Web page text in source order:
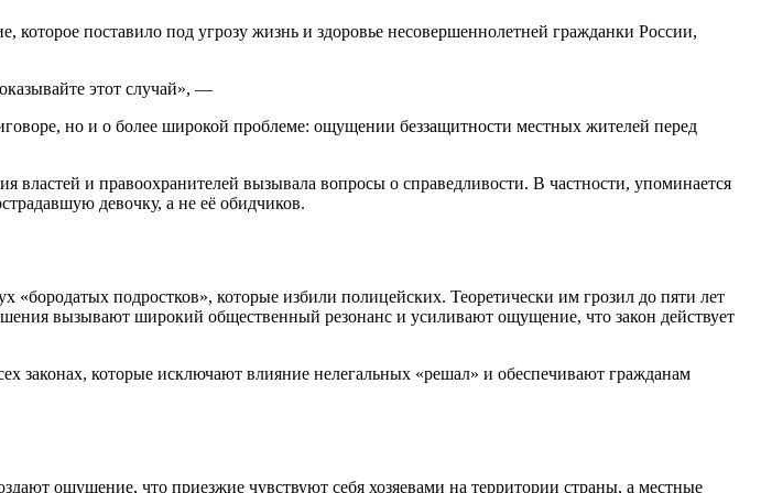
поставило под угрозу жизнь и здоровье несовершеннолетней гражданки России,
этот случай», —
но и о более широкой проблеме: ощущении беззащитности местных жителей перед
и правоохранителей вызывала вопросы о справедливости. В частности, упоминается
девочку, а не её обидчиков.
подростков», которые избили полицейских. Теоретически им грозил до пяти лет
вызывают широкий общественный резонанс и усиливают ощущение, что закон действует
законах, которые исключают влияние нелегальных «решал» и обеспечивают гражданам
ощущение, что приезжие чувствуют себя хозяевами на территории страны, а местные